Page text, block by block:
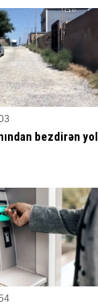
bezdirən yol